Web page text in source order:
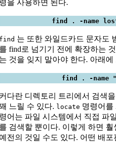
령을 사용하면 된다.
find . -name
find 는 또한 와일드카드 문자도
를 find로 넘기기 전에 확장하는
는 것을 잊지 말아야 한다. 아래
find . -
커다란 디렉토리 트리에서 검색
느릴 수 있다. locate 명령어를
령어는 파일 시스템에서 직접 파
를 검색할 뿐이다. 이렇게 하면
예전의 것일 수도 있다. 어떤 배포